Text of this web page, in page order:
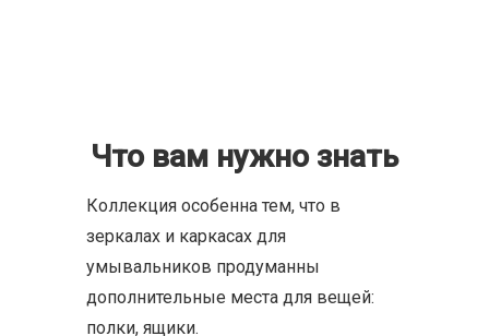
Что вам нужно знать
Коллекция особенна тем, что в
зеркалах и каркасах для
умывальников продуманны
дополнительные места для вещей:
полки, ящики.